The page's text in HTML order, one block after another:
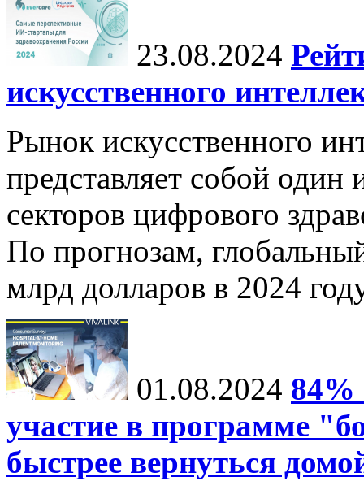
23.08.2024
искусственного
Рынок искусственного
представляет собой один
секторов цифрового
По прогнозам,
млрд долларов в 2024
01.08.2024 84%
участие в программе
быстрее вернуться